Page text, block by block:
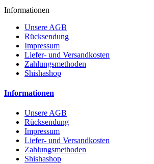
Informationen
Unsere AGB
Rücksendung
Impressum
Liefer- und Versandkosten
Zahlungsmethoden
Shishashop
Informationen
Unsere AGB
Rücksendung
Impressum
Liefer- und Versandkosten
Zahlungsmethoden
Shishashop